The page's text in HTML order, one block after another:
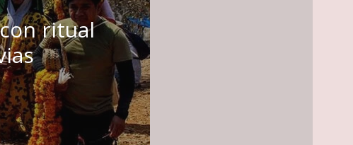
ritual